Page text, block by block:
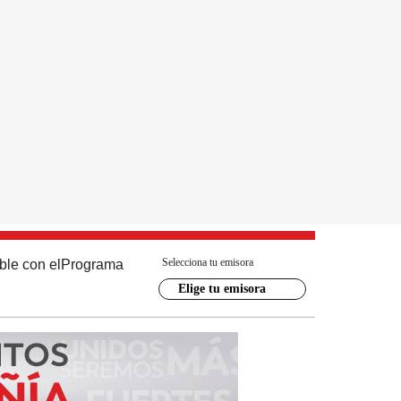
con el Programa Selecciona tu emisora
Elige tu emisora